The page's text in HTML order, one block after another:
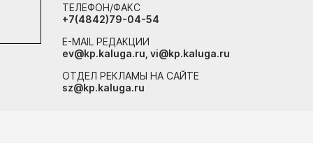
ТЕЛЕФОН/ФАКС
+7(4842)79-04-54
E-MAIL РЕДАКЦИИ
ev@kp.kaluga.ru, vi@kp.kaluga.ru
ОТДЕЛ РЕКЛАМЫ НА САЙТЕ
sz@kp.kaluga.ru